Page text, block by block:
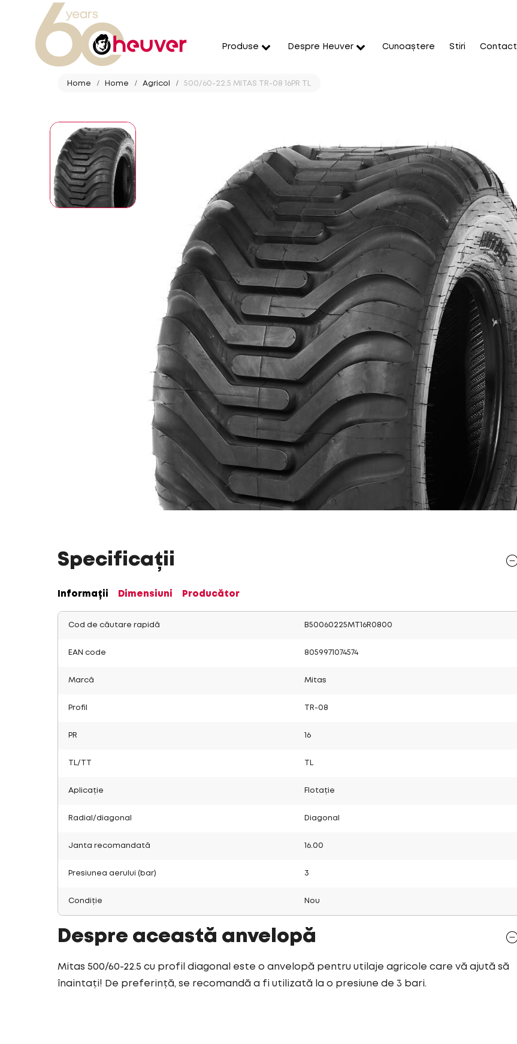
Produse Despre Heuver Cunoaștere Stiri Contact
Home Home Agricol 500/60-22.5 MITAS TR-08 16PR TL
Specificații
Informații Dimensiuni Producător
Cod de căutare rapidă B50060225MT16R0800
EAN code 8059971074574
Marcă Mitas
Profil TR-08
PR 16
TL/TT
Aplicație Flotație
Radial/diagonal Diagonal
Janta recomandată 16.00
Presiunea aerului (bar) 3
Condiție Nou
Despre această anvelopă
Mitas 500/60-22.5 cu profil diagonal este o anvelopă pentru utilaje agricole care vă ajută să
înaintați! De preferință, se recomandă a fi utilizată la o presiune de 3 bari.